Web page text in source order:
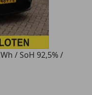
/ SoH 92,5% /